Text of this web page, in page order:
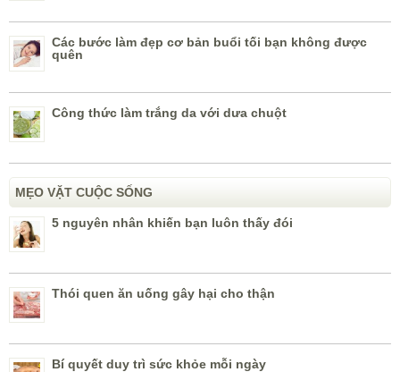
Các bước làm đẹp cơ bản buổi tối bạn không được
quên
Công thức làm trắng da với dưa chuột
MẸO VẶT CUỘC SỐNG
5 nguyên nhân khiến bạn luôn thấy đói
Thói quen ăn uống gây hại cho thận
Bí quyết duy trì sức khỏe mỗi ngày